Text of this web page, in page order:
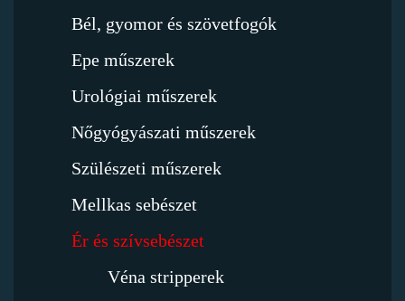
Bél, gyomor és szövetfogók
Epe műszerek
Urológiai műszerek
Nőgyógyászati műszerek
Szülészeti műszerek
Mellkas sebészet
Ér és szívsebészet
Véna stripperek